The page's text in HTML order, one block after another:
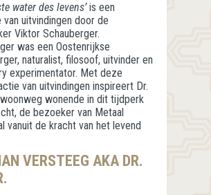
water des levens’is een
van uitvindingen door de
Viktor Schauberger.
was een Oostenrijkse
naturalist, filosoof, uitvinder en
experimentator. Met deze
van uitvindingen inspireert Dr.
wonende in dit tijdperk
de bezoeker van Metaal
vanuit de kracht van het levend
VERSTEEG AKA DR.